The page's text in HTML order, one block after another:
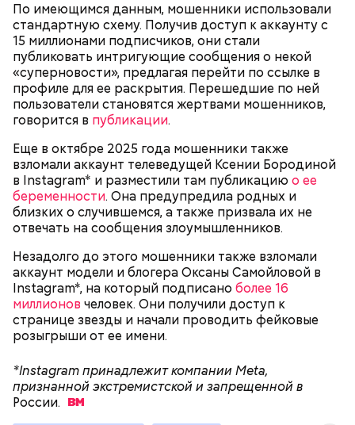
По имеющимся данным, мошенники использовали
стандартную схему. Получив доступ к аккаунту с
15 миллионами подписчиков, они стали
публиковать интригующие сообщения о некой
«суперновости», предлагая перейти по ссылке в
профиле для ее раскрытия. Перешедшие по ней
пользователи становятся жертвами мошенников,
говорится в публикации.
Еще в октябре 2025 года мошенники также
взломали аккаунт телеведущей Ксении Бородиной
в Instagram* и разместили там публикацию о ее
беременности. Она предупредила родных и
близких о случившемся, а также призвала их не
отвечать на сообщения злоумышленников.
Незадолго до этого мошенники также взломали
аккаунт модели и блогера Оксаны Самойловой в
Instagram*, на который подписано более 16
миллионов человек. Они получили доступ к
странице звезды и начали проводить фейковые
розыгрыши от ее имени.
*Instagram принадлежит компании Meta,
признанной экстремистской и запрещенной в
России.
— Кабачки, порезанные кубиками, нужно легко
обжарить на сковороде. К ним добавляются зелень
петрушки, чеснок, соль и оливковое масло.
Получается очень вкусно, — поделился рецептом
Копылов.
Спагетти из кабачков
— В дыне содержится много сахара, который
представлен фруктозой. С одной стороны — это
хорошо, потому что дает энергию. Но важно
помнить, что сладкими дынями не нужно сильно
увлекаться, так же как и арбузами, людям с
сахарным диабетом и лишним весом, —